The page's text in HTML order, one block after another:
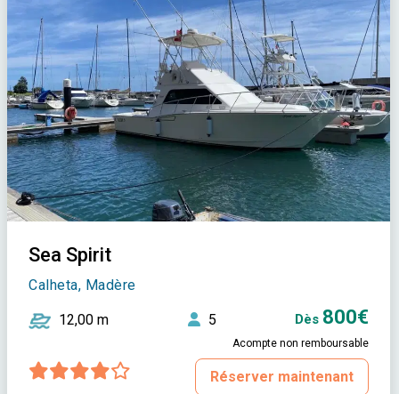
Sea Spirit
Calheta, Madère
12,00 m 5 Dès 800€
Acompte non remboursable
Réserver maintenant